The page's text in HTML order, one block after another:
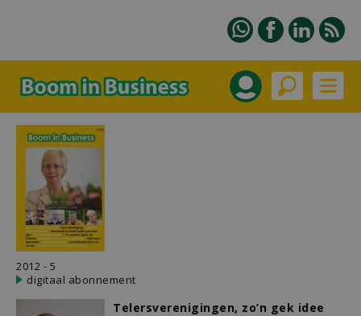
2012 - 5
digitaal abonnement
Telersverenigingen, zo’n gek idee